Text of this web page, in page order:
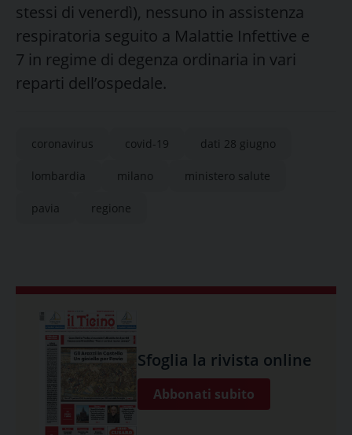
stessi di venerdì), nessuno in assistenza
respiratoria seguito a Malattie Infettive e
7 in regime di degenza ordinaria in vari
reparti dell’ospedale.
coronavirus covid-19 dati 28 giugno
lombardia milano ministero salute
pavia regione
Sfoglia la rivista online
Abbonati subito